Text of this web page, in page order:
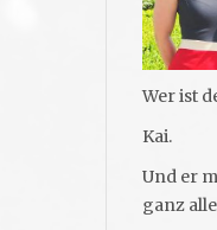
Wer ist
Kai.
Und er
ganz